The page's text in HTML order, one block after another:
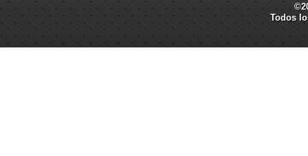
Todos